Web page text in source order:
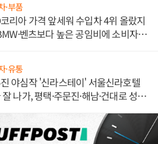
·부품
리아 가격 앞세워 수입차 4위 올랐지
벤츠보다 높은 공임비에 소비자
·유통
야심작 '신라스테이' 서울신라호텔
나가, 평택·주문진·해남·건대로 성